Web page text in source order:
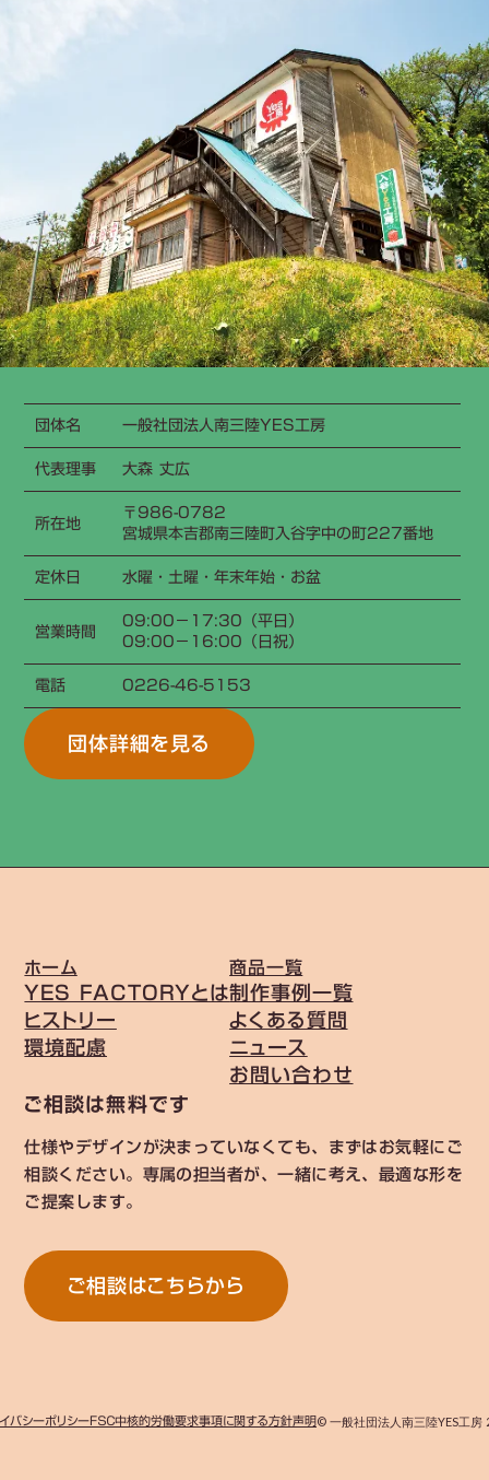
団体名
一般社団法人南三陸YES工房
代表理事
大森 丈広
所在地
〒986-0782
宮城県本吉郡南三陸町入谷字中の町227番地
定休日
水曜・土曜・年末年始・お盆
営業時間
09:00−17:30（平日）
09:00−16:00（日祝）
電話
0226-46-5153
団体詳細を見る
ホーム
YES FACTORYとは
ヒストリー
環境配慮
商品一覧
制作事例一覧
よくある質問
ニュース
お問い合わせ
ご相談は無料です
仕様やデザインが決まっていなくても、まずはお気軽にご
相談ください。専属の担当者が、一緒に考え、最適な形を
ご提案します。
ご相談はこちらから
バシーポリシーＦＳＣ中核的労働要求事項に関する方針声明© 一般社団法人南三陸YES工房